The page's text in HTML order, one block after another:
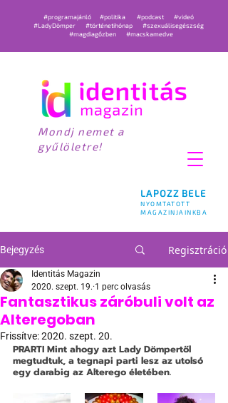
LAPOZZ BELE
NYOMTATOTT
MAGAZINJAINKBA
#programajánló #politika #podcast
#videó
#LadyDömper
#történetihónap
#szexuálisegészség
#magdiagőzben
#macskamedve
Mondj nemet a
gyűlöletre!
Bejegyzés Regisztráció
Fantasztikus záróbuli volt az
Alteregoban
Identitás Magazin
2020. szept. 19. 1 perc olvasás
Frissítve:2020. szept. 20.
PRARTI Mint ahogy azt Lady Dömpertől
megtudtuk, a tegnapi parti lesz az utolsó
egy darabig az Alterego életében.